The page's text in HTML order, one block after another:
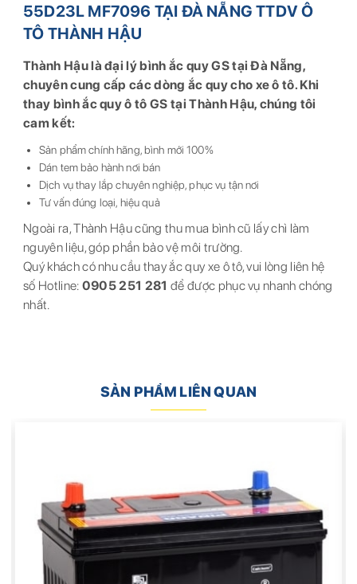
55D23L MF7096 TẠI ĐÀ NẴNG TTDV Ô
TÔ THÀNH HẬU
Thành Hậu là đại lý bình ắc quy GS tại Đà Nẵng,
chuyên cung cấp các dòng ắc quy cho xe ô tô. Khi
thay bình ắc quy ô tô GS tại Thành Hậu, chúng tôi
cam kết:
Sản phẩm chính hãng, bình mới 100%
Dán tem bảo hành nơi bán
Dịch vụ thay lắp chuyên nghiệp, phục vụ tận nơi
Tư vấn đúng loại, hiệu quả
Ngoài ra, Thành Hậu cũng thu mua bình cũ lấy chì làm
nguyên liệu, góp phần bảo vệ môi trường.
Quý khách có nhu cầu thay ắc quy xe ô tô, vui lòng liên hệ
số Hotline: 0905 251 281 để được phục vụ nhanh chóng
nhất.
SẢN PHẨM LIÊN QUAN